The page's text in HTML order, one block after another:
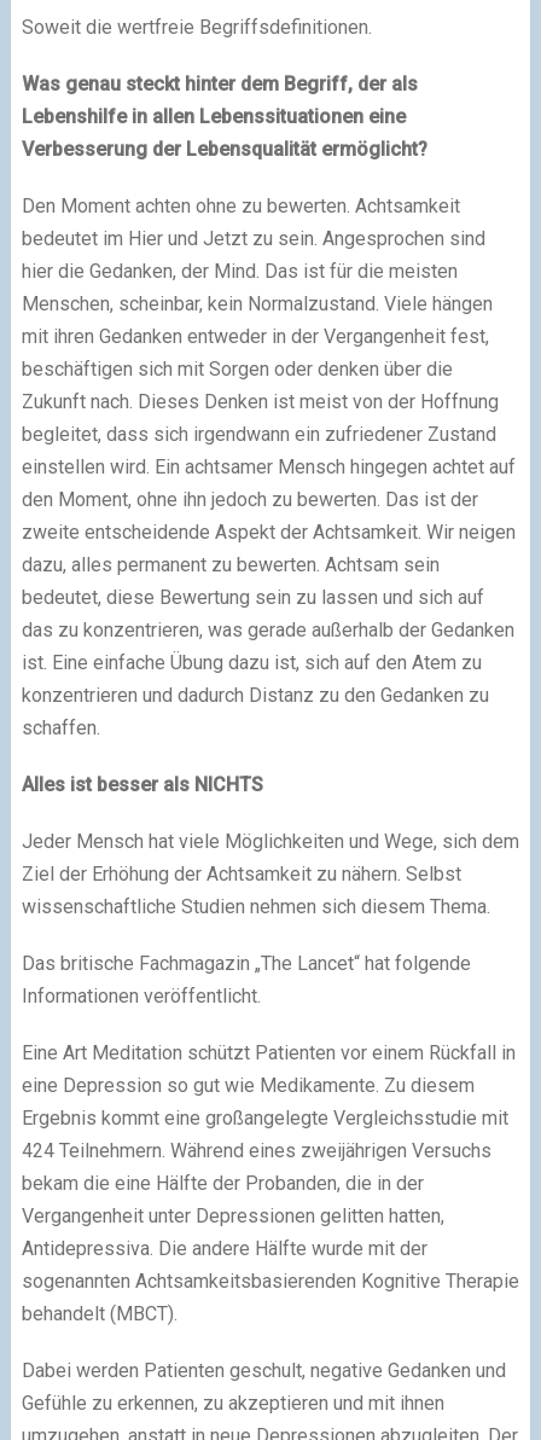
Soweit die wertfreie Begriffsdefinitionen.
Was genau steckt hinter dem Begriff, der als
Lebenshilfe in allen Lebenssituationen eine
Verbesserung der Lebensqualität ermöglicht?
Den Moment achten ohne zu bewerten. Achtsamkeit
bedeutet im Hier und Jetzt zu sein. Angesprochen sind
hier die Gedanken, der Mind. Das ist für die meisten
Menschen, scheinbar, kein Normalzustand. Viele hängen
mit ihren Gedanken entweder in der Vergangenheit fest,
beschäftigen sich mit Sorgen oder denken über die
Zukunft nach. Dieses Denken ist meist von der Hoffnung
begleitet, dass sich irgendwann ein zufriedener Zustand
einstellen wird. Ein achtsamer Mensch hingegen achtet auf
den Moment, ohne ihn jedoch zu bewerten. Das ist der
zweite entscheidende Aspekt der Achtsamkeit. Wir neigen
dazu, alles permanent zu bewerten. Achtsam sein
bedeutet, diese Bewertung sein zu lassen und sich auf
das zu konzentrieren, was gerade außerhalb der Gedanken
ist. Eine einfache Übung dazu ist, sich auf den Atem zu
konzentrieren und dadurch Distanz zu den Gedanken zu
schaffen.
Alles ist besser als NICHTS
Jeder Mensch hat viele Möglichkeiten und Wege, sich dem
Ziel der Erhöhung der Achtsamkeit zu nähern. Selbst
wissenschaftliche Studien nehmen sich diesem Thema.
Das britische Fachmagazin „The Lancet“ hat folgende
Informationen veröffentlicht.
Eine Art Meditation schützt Patienten vor einem Rückfall in
eine Depression so gut wie Medikamente. Zu diesem
Ergebnis kommt eine großangelegte Vergleichsstudie mit
424 Teilnehmern. Während eines zweijährigen Versuchs
bekam die eine Hälfte der Probanden, die in der
Vergangenheit unter Depressionen gelitten hatten,
Antidepressiva. Die andere Hälfte wurde mit der
sogenannten Achtsamkeitsbasierenden Kognitive Therapie
behandelt (MBCT).
Dabei werden Patienten geschult, negative Gedanken und
Gefühle zu erkennen, zu akzeptieren und mit ihnen